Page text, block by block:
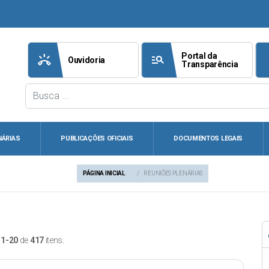
ring_volume Ouvidoria manage_search
Portal da
Transparência
PUBLICAÇÕES OFICIAIS DOCUMENTOS LEGAIS
PÁGINA INICIAL REUNIÕES PLENÁRIAS
1-20 de 417itens.